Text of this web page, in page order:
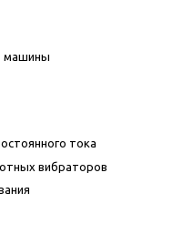
машины
тока
вибраторов